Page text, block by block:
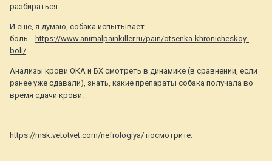
разбираться.
И ещё, я думаю, собака испытывает
боль... https://www.animalpainkiller.ru/pain/otsenka-khronicheskoy-
boli/
Анализы крови ОКА и БХ смотреть в динамике (в сравнении, если
ранее уже сдавали), знать, какие препараты собака получала во
время сдачи крови.
https://msk.vetotvet.com/nefrologiya/ посмотрите.